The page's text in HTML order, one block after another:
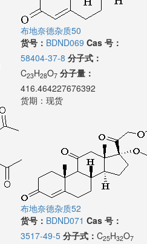
布地奈德杂质50
货号： BDND069 Cas 号：
58404-37-8 分子式：
C23H28O7 分子量：
416.464227676392
货期： 现货
布地奈德杂质52
货号： BDND071 Cas 号：
3517-49-5 分子式： C25H32O7